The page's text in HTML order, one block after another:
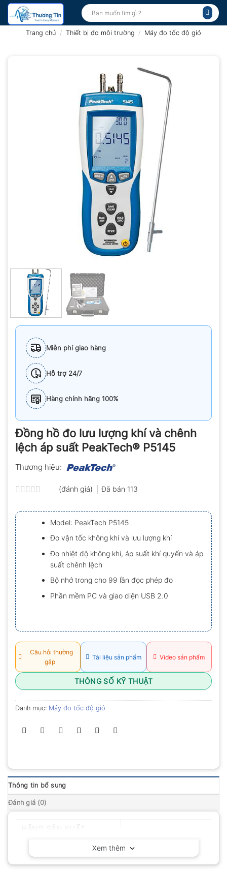
Bỏ
qua
Tìm
kiếm:
Trang chủ / Thiết bị đo môi trường / Máy đo tốc độ gió
Miễn phí giao hàng
Hỗ trợ 24/7
Hàng chính hãng 100%
Đồng hồ đo lưu lượng khí và chênh
lệch áp suất PeakTech® P5145
Thương hiệu:
xếp
hạng
0.0
5
sao
(đánh giá) Đã bán 113
Model: PeakTech P5145
Đo vận tốc không khí và lưu lượng khí
Đo nhiệt độ không khí, áp suất khí quyển và áp
suất chênh lệch
Bộ nhớ trong cho 99 lần đọc phép đo
Phần mềm PC và giao diện USB 2.0
Câu hỏi thường
gặp
Tài liệu sản phẩm Video sản phẩm
THÔNG SỐ KỸ THUẬT
Danh mục: Máy đo tốc độ gió
Thông tin bổ sung
Đánh giá (0)
Xem thêm